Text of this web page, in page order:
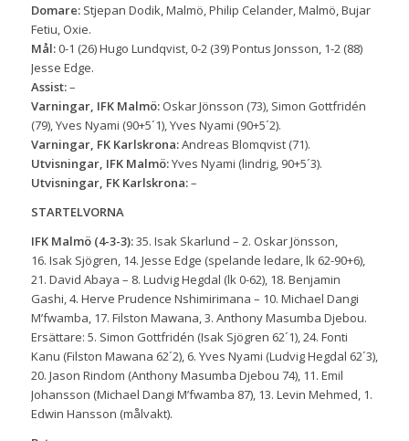
Domare:Stjepan Dodik, Malmö, Philip Celander, Malmö, Bujar
Fetiu, Oxie.
Mål:0-1 (26) Hugo Lundqvist, 0-2 (39) Pontus Jonsson, 1-2 (88)
Jesse Edge.
Assist:–
Varningar, IFK Malmö:Oskar Jönsson (73), Simon Gottfridén
(79), Yves Nyami (90+5´1), Yves Nyami (90+5´2).
Varningar, FK Karlskrona:Andreas Blomqvist (71).
Utvisningar, IFK Malmö:Yves Nyami (lindrig, 90+5´3).
Utvisningar, FK Karlskrona:–
STARTELVORNA
IFK Malmö (4-3-3):35. Isak Skarlund – 2. Oskar Jönsson,
16. Isak Sjögren, 14. Jesse Edge (spelande ledare, lk 62-90+6),
21. David Abaya – 8. Ludvig Hegdal (lk 0-62), 18. Benjamin
Gashi, 4. Herve Prudence Nshimirimana – 10. Michael Dangi
M’fwamba, 17. Filston Mawana,3. Anthony Masumba Djebou.
Ersättare: 5. Simon Gottfridén (Isak Sjögren 62´1), 24. Fonti
Kanu (Filston Mawana 62´2), 6. Yves Nyami (Ludvig Hegdal 62´3),
20. Jason Rindom (Anthony Masumba Djebou 74), 11. Emil
Johansson (Michael Dangi M’fwamba 87), 13. Levin Mehmed, 1.
Edwin Hansson (målvakt).